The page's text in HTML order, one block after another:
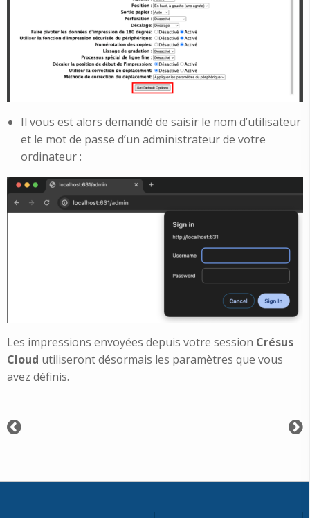
Il vous est alors demandé de saisir le nom d’utilisateur
et le mot de passe d’un administrateur de votre
ordinateur :
Les impressions envoyées depuis votre session Crésus
Cloud utiliseront désormais les paramètres que vous
avez définis.